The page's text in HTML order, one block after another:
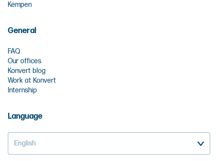
Kempen
General
FAQ
Our offices
Konvert blog
Work at Konvert
Internship
Language
English